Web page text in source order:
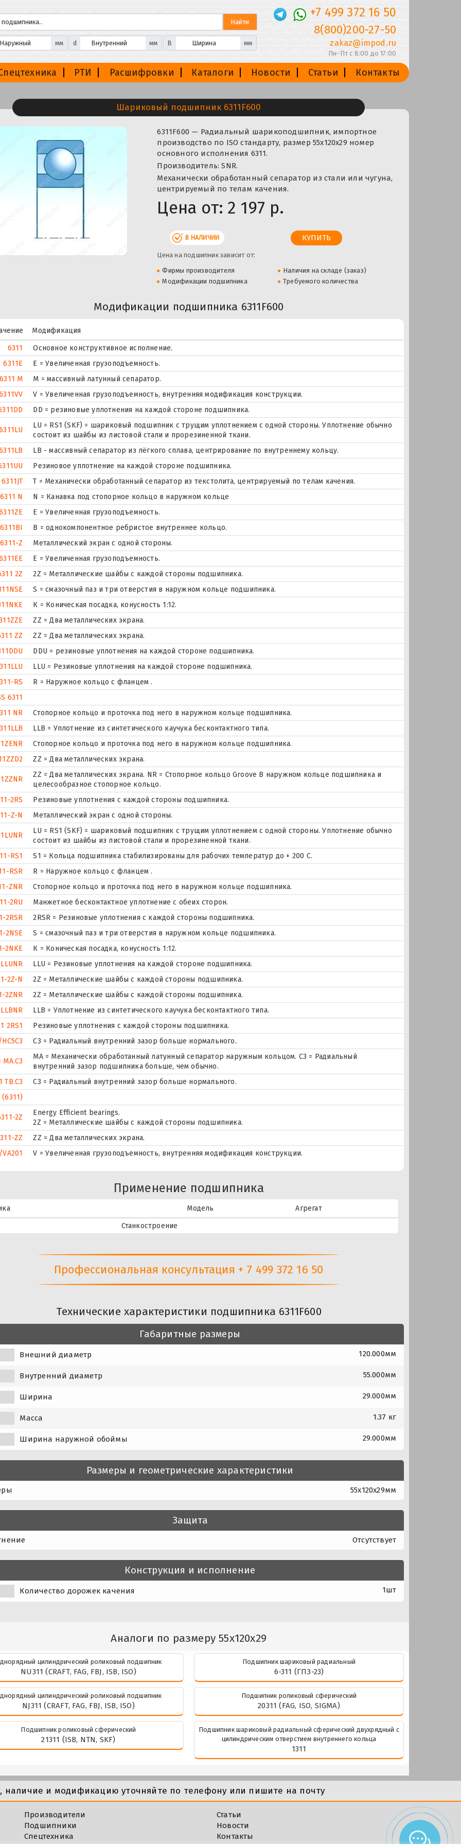
мм d мм B мм
+7 499 372 16 50
8(800)200-27-50
zakaz@impod.ru
Пн-Пт с 8:00 до 17:00
РТИ Расшифровки Каталоги Новости Статьи Контакты
Шариковый подшипник 6311F600
6311F600 — Радиальный шарикоподшипник, импортное
производство по ISO стандарту, размер 55x120x29 номер
основного исполнения 6311.
Производитель: SNR.
Механически обработанный сепаратор из стали или чугуна,
центрируемый по телам качения.
Цена от: 2 197 р.
В НАЛИЧИИ
Цена на подшипник зависит от:
Фирмы производителя
Наличия на складе (заказ)
Модификации подшипника
Требуемого количества
Модификации подшипника 6311F600
Модификация
6311
Основное конструктивное исполнение.
6311E
Е = Увеличенная грузоподъемность.
6311 M
M = массивный латунный сепаратор.
V = Увеличенная грузоподъемность, внутренняя модификация конструкции.
DD = резиновые уплотнения на каждой стороне подшипника.
LU = RS1 (SKF) = шариковый подшипник с трущим уплотнением с одной стороны. Уплотнение обычно
состоит из шайбы из листовой стали и прорезиненной ткани.
LB - массивный сепаратор из лёгкого сплава, центрирование по внутреннему кольцу.
Резиновое уплотнение на каждой стороне подшипника.
6311JT
T = Механически обработанный сепаратор из текстолита, центрируемый по телам качения.
6311 N
N = Канавка под стопорное кольцо в наружном кольце
Е = Увеличенная грузоподъемность.
6311BI
B = однокомпонентное ребристое внутреннее кольцо.
6311-Z
Металлический экран с одной стороны.
Е = Увеличенная грузоподъемность.
2Z
2Z = Металлические шайбы с каждой стороны подшипника.
S = смазочный паз и три отверстия в наружном кольце подшипника.
К = Коническая посадка, конусность 1:12.
ZZ = Два металлических экрана.
ZZ
ZZ = Два металлических экрана.
DDU = резиновые уплотнения на каждой стороне подшипника.
LLU = Резиновые уплотнения на каждой стороне подшипника.
RS
R = Наружное кольцо с фланцем .
6311
NR
Стопорное кольцо и проточка под него в наружном кольце подшипника.
LLB = Уплотнение из синтетического каучука бесконтактного типа.
Стопорное кольцо и проточка под него в наружном кольце подшипника.
ZZ = Два металлических экрана.
ZZ = Два металлических экрана. NR = Стопорное кольцо Groove В наружном кольце подшипника и
целесообразное стопорное кольцо.
2RS
Резиновые уплотнения с каждой стороны подшипника.
Z-N
Металлический экран с одной стороны.
LU = RS1 (SKF) = шариковый подшипник с трущим уплотнением с одной стороны. Уплотнение обычно
состоит из шайбы из листовой стали и прорезиненной ткани.
RS1
S1 = Кольца подшипника стабилизированы для рабочих температур до + 200 С.
RSR
R = Наружное кольцо с фланцем .
ZNR
Стопорное кольцо и проточка под него в наружном кольце подшипника.
2RU
Манжетное бесконтактное уплотнение с обеих сторон.
2RSR
2RSR = Резиновые уплотнения с каждой стороны подшипника.
2NSE
S = смазочный паз и три отверстия в наружном кольце подшипника.
2NKE
К = Коническая посадка, конусность 1:12.
LLU = Резиновые уплотнения на каждой стороне подшипника.
2Z-N
2Z = Металлические шайбы с каждой стороны подшипника.
2ZNR
2Z = Металлические шайбы с каждой стороны подшипника.
LLB = Уплотнение из синтетического каучука бесконтактного типа.
2RS1
Резиновые уплотнения с каждой стороны подшипника.
C3 = Радиальный внутренний зазор больше нормального.
MA.C3
MA = Механически обработанный латунный сепаратор наружным кольцом. C3 = Радиальный
внутренний зазор подшипника больше, чем обычно.
TB.C3
C3 = Радиальный внутренний зазор больше нормального.
(6311)
2Z
Energy Efficient bearings.
2Z = Металлические шайбы с каждой стороны подшипника.
ZZ
ZZ = Два металлических экрана.
V = Увеличенная грузоподъемность, внутренняя модификация конструкции.
Применение подшипника
Модель
Агрегат
Станкостроение
Профессиональная консультация + 7 499 372 16 50
Технические характеристики подшипника 6311F600
Габаритные размеры
Внешний диаметр 120.000мм
Внутренний диаметр 55.000мм
Ширина 29.000мм
Масса 1.37 кг
Ширина наружной обоймы 29.000мм
Размеры и геометрические характеристики
55x120x29мм
Защита
Отсутствует
Конструкция и исполнение
Количество дорожек качения 1шт
Аналоги по размеру 55x120x29
цилиндрический роликовый подшипник
NU311 (CRAFT, FAG, FBJ, ISB, ISO)
Подшипник шариковый радиальный
6-311 (ГПЗ-23)
цилиндрический роликовый подшипник
NJ311 (CRAFT, FAG, FBJ, ISB, ISO)
Подшипник роликовый сферический
20311 (FAG, ISO, SIGMA)
Подшипник роликовый сферический
21311 (ISB, NTN, SKF)
Подшипник шариковый радиальный сферический двухрядный с
цилиндрическим отверстием внутреннего кольца
1311
наличие и модификацию уточняйте по телефону или пишите на почту
Производители
Подшипники
Спецтехника
Статьи
Новости
Контакты